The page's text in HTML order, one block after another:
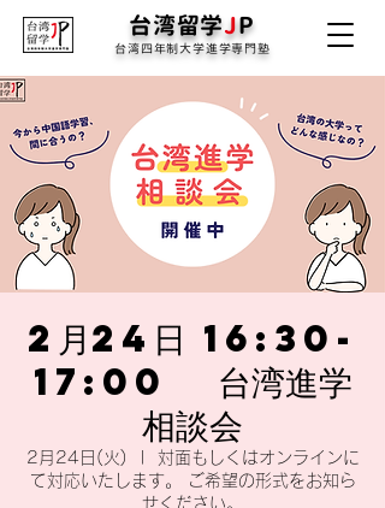
台湾留学JP
台湾四年制大学進学専門塾
2月24日 16:30-
17:00 台湾進学
相談会
2月24日(火)
対面もしくはオンラインに
て対応いたします。 ご希望の形式をお知ら
せください。